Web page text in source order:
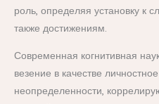
роль, определяя установку к
также достижениям.
Современная когнитивная
везение в качестве
неопределенности,